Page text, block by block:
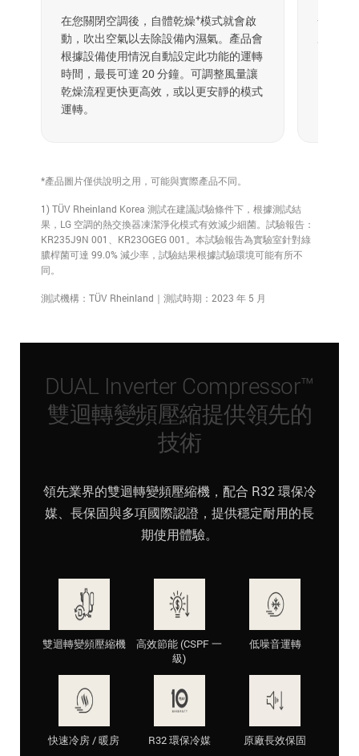
在您關閉空調後，自體乾燥+模式就會啟
動，吹出空氣以去除設備內濕氣。產品會
根據設備使用情況自動設定此功能的運轉
時間，最長可達 20 分鐘。可調整風量讓
乾燥流程更快更高效，或以更安靜的模式
運轉。
一般濾
塵。
*產品圖片僅供說明之用，可能與實際產品不同。
1) TÜV Rheinland Korea 測試在建議試驗條件下，根據測試結
果，LG 空調的熱交換器凍潔淨化模式有效減少細菌。試驗報告：
KR235J9N 001、KR23OGEG 001。本試驗報告為實驗室針對綠
膿桿菌可達 99.0% 減少率，試驗結果根據試驗環境可能有所不
同。
測試機構：TÜV Rheinland｜測試時期：2023 年 5 月
DUAL Inverter Compressor™
雙迴轉變頻壓縮提供領先的
技術
領先業界的雙迴轉變頻壓縮機，配合 R32 環保冷
媒、長保固與多項國際認證，提供穩定耐用的長
期使用體驗。
雙迴轉變頻壓縮機
高效節能 (CSPF 一
級)
低噪音運轉
快速冷房 / 暖房 R32 環保冷媒 原廠長效保固